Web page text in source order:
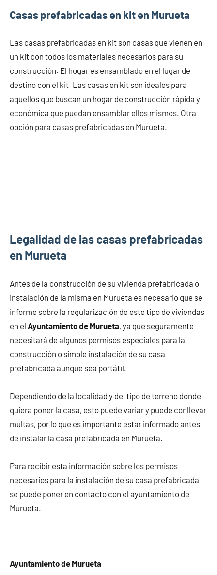
Casas prefabricadas en kit en Murueta
Las casas prefabricadas en kit son casas que vienen en
un kit con todos los materiales necesarios para su
construcción. El hogar es ensamblado en el lugar de
destino con el kit. Las casas en kit son ideales para
aquellos que buscan un hogar de construcción rápida y
económica que puedan ensamblar ellos mismos. Otra
opción para casas prefabricadas en Murueta.
Legalidad de las casas prefabricadas
en Murueta
Antes de la construcción de su vivienda prefabricada o
instalación de la misma en Murueta es necesario que se
informe sobre la regularización de este tipo de viviendas
en el Ayuntamiento de Murueta, ya que seguramente
necesitará de algunos permisos especiales para la
construcción o simple instalación de su casa
prefabricada aunque sea portátil.
Dependiendo de la localidad y del tipo de terreno donde
quiera poner la casa, esto puede variar y puede conllevar
multas, por lo que es importante estar informado antes
de instalar la casa prefabricada en Murueta.
Para recibir esta información sobre los permisos
necesarios para la instalación de su casa prefabricada
se puede poner en contacto con el ayuntamiento de
Murueta.
Ayuntamiento de Murueta